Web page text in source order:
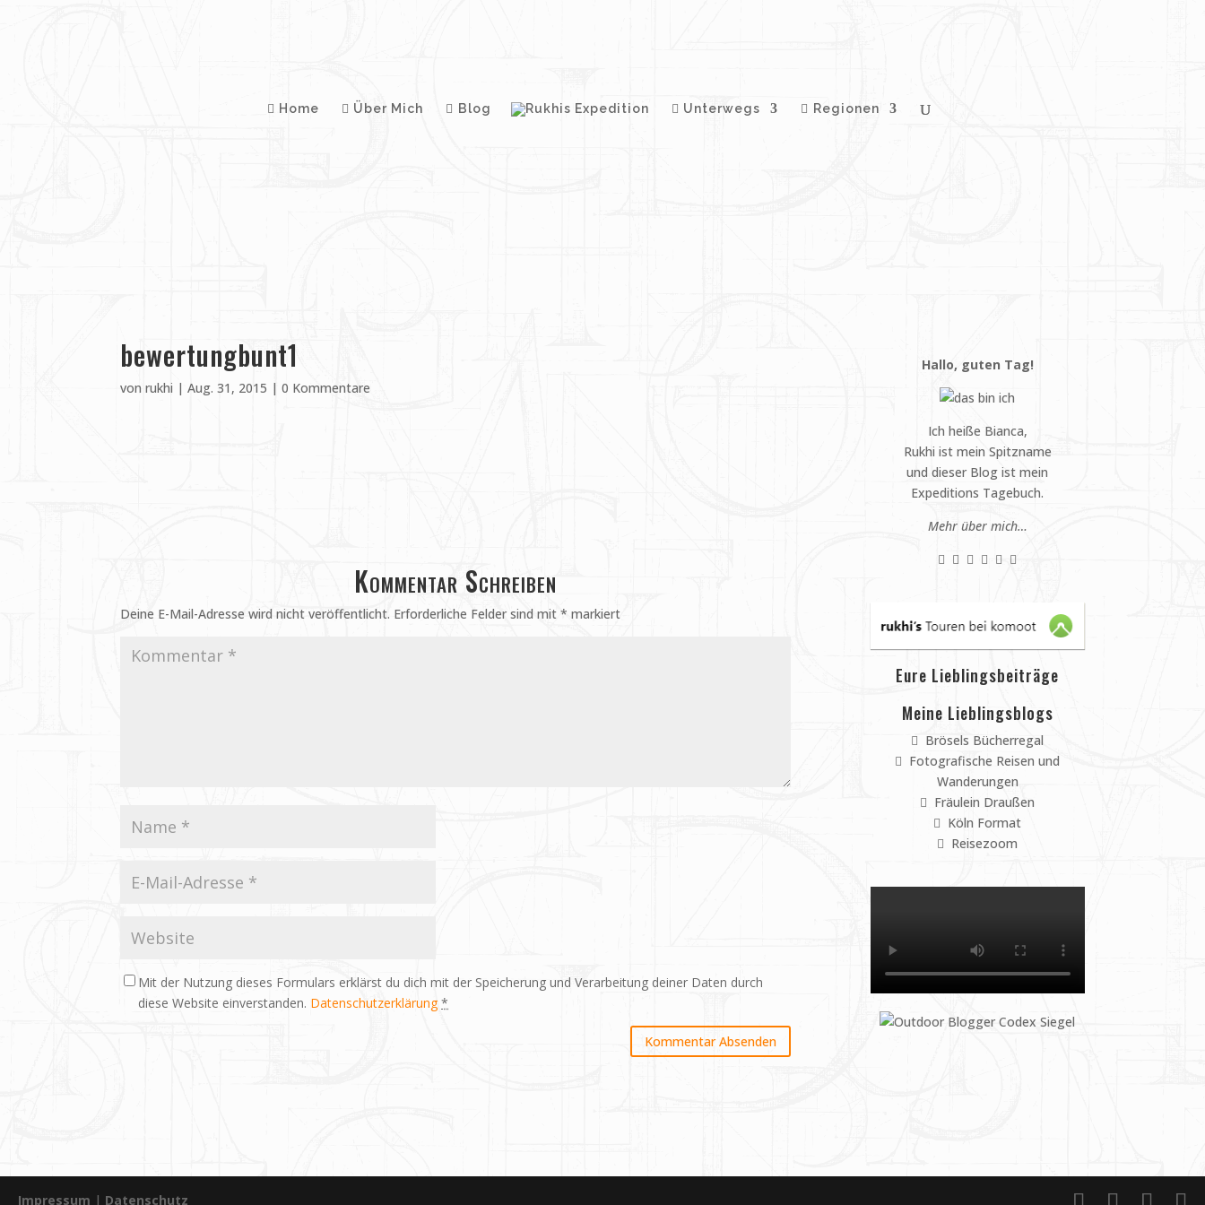
Home Über Mich Blog Unterwegs Regionen
bewertungbunt1
vonrukhi |Aug. 31, 2015 |0 Kommentare
Kommentar Schreiben
Deine E-Mail-Adresse wird nicht veröffentlicht. Erforderliche Felder sind mit* markiert
Mit der Nutzung dieses Formulars erklärst du dich mit der Speicherung und Verarbeitung deiner Daten durch
diese Website einverstanden. Datenschutzerklärung *
Hallo, guten Tag!
Ich heiße Bianca,
Rukhi ist mein Spitzname
und dieser Blog ist mein
Expeditions Tagebuch.
Mehr über mich…
Eure Lieblingsbeiträge
Meine Lieblingsblogs
Brösels Bücherregal
Fotografische Reisen und
Wanderungen
Fräulein Draußen
Köln Format
Reisezoom
Impressum | Datenschutz